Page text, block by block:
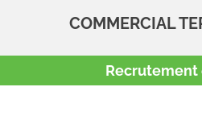
COMMERCIAL
Recrutement